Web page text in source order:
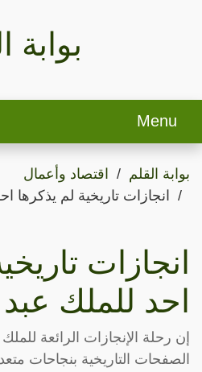
بوابة
Menu
بوابة القلم
اقتصاد وأعمال
انجازات تاريخية لم يذكرها
انجازات
احد للملك عبد
إن رحلة الإنجازات الرائعة
الصفحات التاريخية بنجاحات